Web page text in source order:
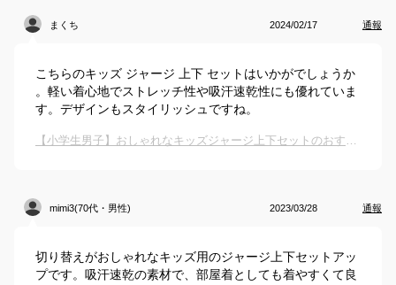
まくち 2024/02/17 通報
こちらのキッズ ジャージ 上下 セットはいかがでしょうか
。軽い着心地でストレッチ性や吸汗速乾性にも優れていま
す。デザインもスタイリッシュですね。
【小学生男子】おしゃれなキッズジャージ上下セットのおすすめは？
mimi3(70代・男性) 2023/03/28 通報
切り替えがおしゃれなキッズ用のジャージ上下セットアッ
プです。吸汗速乾の素材で、部屋着としても着やすくて良